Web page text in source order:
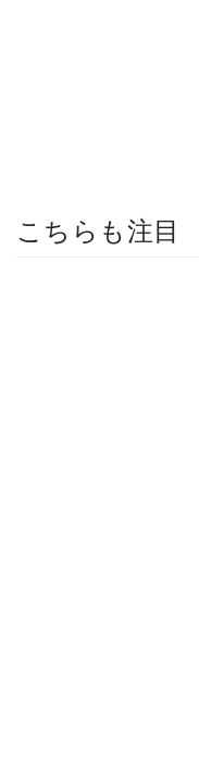
こちらも注目